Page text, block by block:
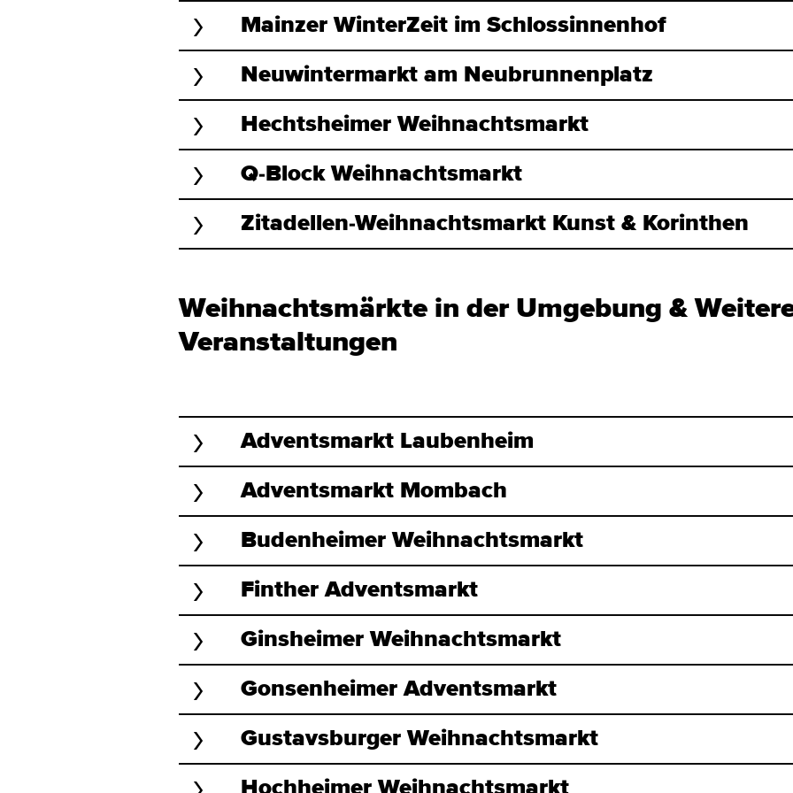
Mainzer WinterZeit im Schlossinnenhof
Neuwintermarkt am Neubrunnenplatz
Hechtsheimer Weihnachtsmarkt
Q-Block Weihnachtsmarkt
Zitadellen-Weihnachtsmarkt Kunst & Korinthen
Weihnachtsmärkte in der Umgebung &
Veranstaltungen
Adventsmarkt Laubenheim
Adventsmarkt Mombach
Budenheimer Weihnachtsmarkt
Finther Adventsmarkt
Ginsheimer Weihnachtsmarkt
Gonsenheimer Adventsmarkt
Gustavsburger Weihnachtsmarkt
Hochheimer Weihnachtsmarkt